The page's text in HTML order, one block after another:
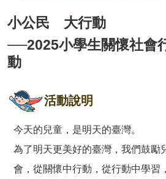
小公民 大行動
──2025小學生關懷社會
動
活動說明
今天的兒童，是明天的臺灣。
為了明天更美好的臺灣，我們鼓勵
會，從關懷中行動，從行動中學習